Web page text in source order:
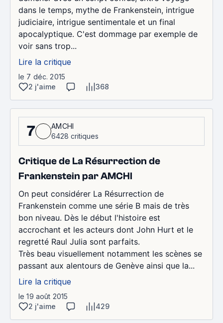
dans le temps, mythe de Frankenstein, intrigue
judiciaire, intrigue sentimentale et un final
apocalyptique. C'est dommage par exemple de
voir sans trop...
Lire la critique
le 7 déc. 2015
2 j'aime
368
7
AMCHI
6428 critiques
Critique de La Résurrection de
Frankenstein par AMCHI
On peut considérer La Résurrection de
Frankenstein comme une série B mais de très
bon niveau. Dès le début l'histoire est
accrochant et les acteurs dont John Hurt et le
regretté Raul Julia sont parfaits.
Très beau visuellement notamment les scènes se
passant aux alentours de Genève ainsi que la...
Lire la critique
le 19 août 2015
2 j'aime
429